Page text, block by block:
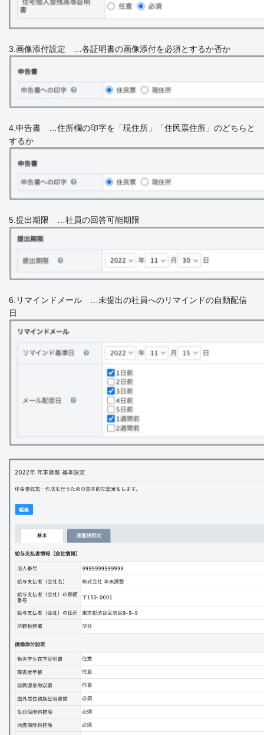
3.画像添付設定 …各証明書の画像添付を必須とするか否か
4.申告書 …住所欄の印字を「現住所」「住民票住所」のどちらと
するか
5.提出期限 …社員の回答可能期限
6.リマインドメール …未提出の社員へのリマインドの自動配信
日